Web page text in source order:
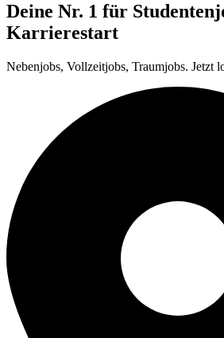
Deine Nr. 1 für
Karrierestart
Nebenjobs, Vollzeitjobs, Traumjobs. Jetzt